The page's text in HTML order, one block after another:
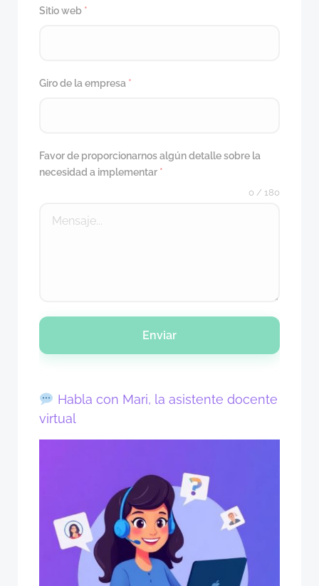
Sitio web *
Giro de la empresa *
Favor de proporcionarnos algún detalle sobre la
necesidad a implementar *
0 / 180
Enviar
Habla con Mari, la asistente docente
virtual